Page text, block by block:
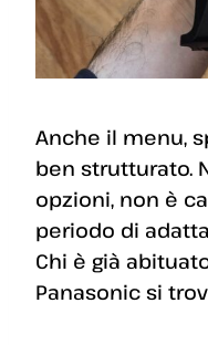
Anche il menu,
ben strutturato.
opzioni, non è
periodo di
Chi è già
Panasonic si